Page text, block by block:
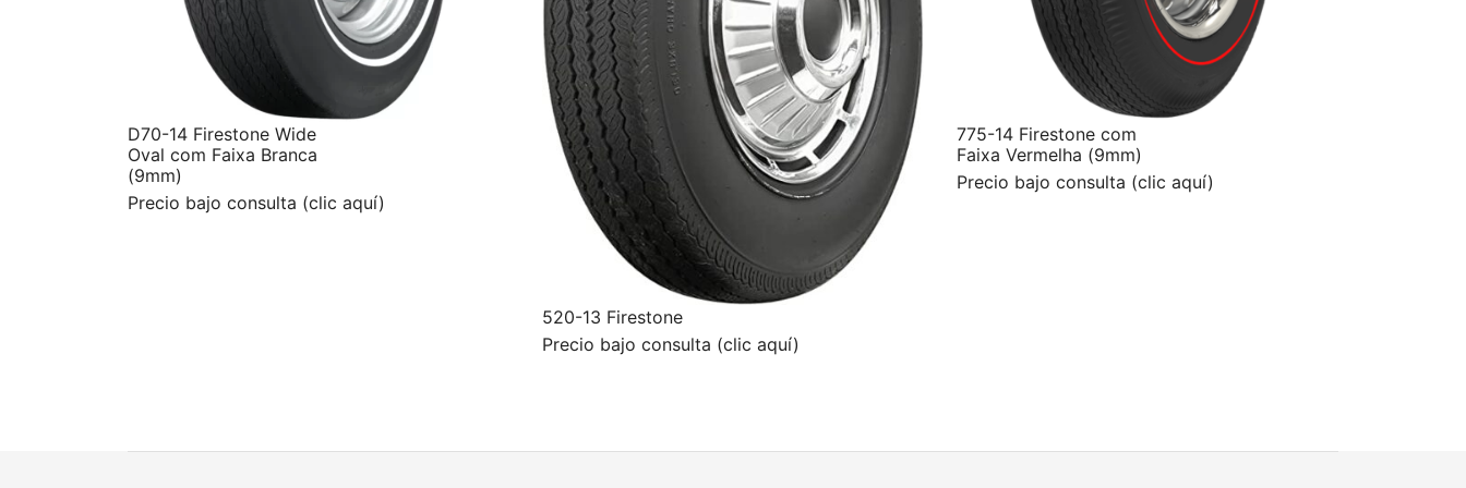
D70-14 Firestone Wide
Oval com Faixa Branca
(9mm)
Precio bajo consulta (clic aquí)
520-13 Firestone
Precio bajo consulta (clic aquí)
775-14 Firestone com
Faixa Vermelha (9mm)
Precio bajo consulta (clic aquí)